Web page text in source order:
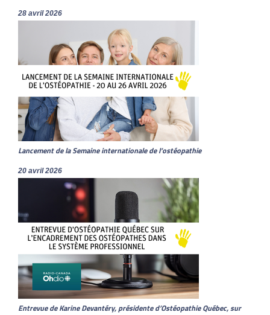
28 avril 2026
Lancement de la Semaine internationale de l’ostéopathie
20 avril 2026
Entrevue de Karine Devantéry, présidente d’Ostéopathie Québec, sur